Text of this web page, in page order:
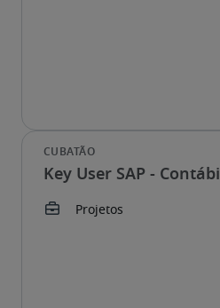
Key User SAP - Contábil